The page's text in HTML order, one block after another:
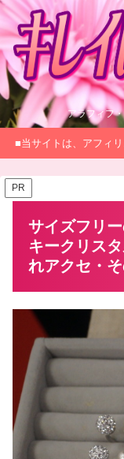
アラフィフ
■当サイトは、アフィ
PR
サイズフリ
キークリス
れアクセ・